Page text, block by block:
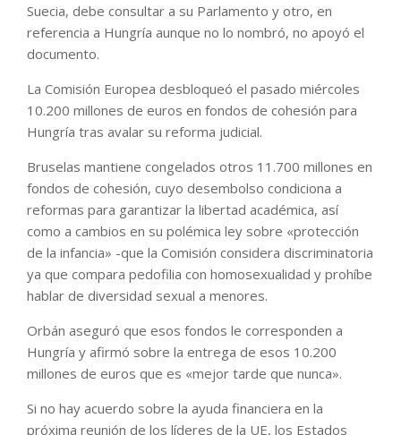
Suecia, debe consultar a su Parlamento y otro, en
referencia a Hungría aunque no lo nombró, no apoyó el
documento.
La Comisión Europea desbloqueó el pasado miércoles
10.200 millones de euros en fondos de cohesión para
Hungría tras avalar su reforma judicial.
Bruselas mantiene congelados otros 11.700 millones en
fondos de cohesión, cuyo desembolso condiciona a
reformas para garantizar la libertad académica, así
como a cambios en su polémica ley sobre «protección
de la infancia» -que la Comisión considera discriminatoria
ya que compara pedofilia con homosexualidad y prohíbe
hablar de diversidad sexual a menores.
Orbán aseguró que esos fondos le corresponden a
Hungría y afirmó sobre la entrega de esos 10.200
millones de euros que es «mejor tarde que nunca».
Si no hay acuerdo sobre la ayuda financiera en la
próxima reunión de los líderes de la UE, los Estados